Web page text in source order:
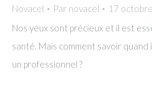
Novacel Par novacel
17
Nos yeux sont précieux et il est
santé. Mais comment savoir
un professionnel ?